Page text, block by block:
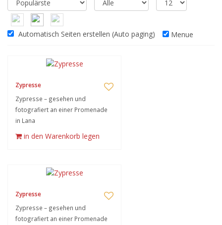
Automatisch Seiten erstellen (Auto paging) Menue
Zypresse
Zypresse – gesehen und
fotografiert an einer Promenade
in Lana
in den Warenkorb legen
Zypresse
Zypresse – gesehen und
fotografiert an einer Promenade